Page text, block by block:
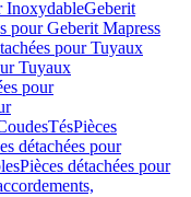
InoxydableGeberit
pour Geberit Mapress
pour Tuyaux
Tuyaux
pour
TésPièces
détachées pour
Pièces détachées pour